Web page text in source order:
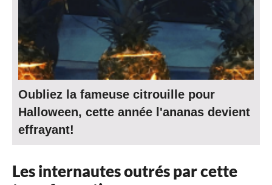
Oubliez la fameuse citrouille pour
Halloween, cette année l'ananas devient
effrayant!
Les internautes outrés par cette